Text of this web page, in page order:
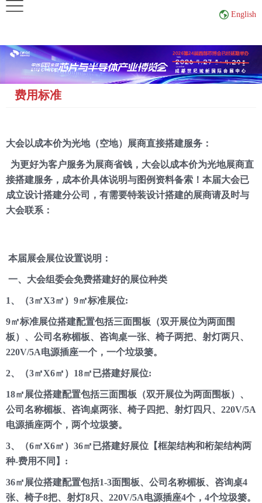
English
页
展
展
商
中
区
大
会
论
坛
市
场
媒
体
推
荐
客
费用标准
大会以成本价为光地（空地）展商直接搭建服务：
为更好为客户服务为展商省钱，大会以成本价为光地展商直
接搭建服务，成本价具体说明与图例资料备索！本届大会已
成立设计搭建分公司，有需要特装设计搭建的展商请及时与
大会联系：
本届展会展位设置说明：
一、大会组委会免费搭建好的展位种类
1、（3㎡X3㎡）9㎡标准展位:
9㎡标准展位搭建配置包括三面围板（双开展位为两面围
板）、公司名称楣板、咨询桌一张、椅子两把、射灯两只、
220V/5A电源插座一个，一个垃圾篓。
2、（3㎡X6㎡）18㎡已搭建好展位:
18㎡展位搭建配置包括三面围板（双开展位为两面围板）、
公司名称楣板、咨询桌两张、椅子四把、射灯四只、220V/5A
电源插座两个，两个垃圾篓。
3、（6㎡X6㎡）36㎡已搭建好展位【框架结构和桁架结构两
种-费用不同】:
36㎡展位搭建配置包括1-3面围板、公司名称楣板、咨询桌4
张、椅子8把、射灯8只、220V/5A电源插座4个，4个垃圾篓。